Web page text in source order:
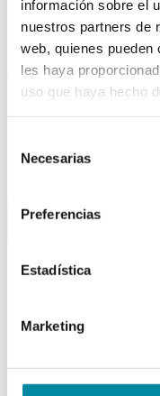
información sobre el
nuestros partners de
web, quienes pueden
les haya
uso que haya hecho
Necesarias
Preferencias
Estadística
Marketing
Tubos
Envases unguator
Otros
material laboratorio
Material aparatos
Utillaje
Reactivos
Reactivos Merck
menu
Inicio >>